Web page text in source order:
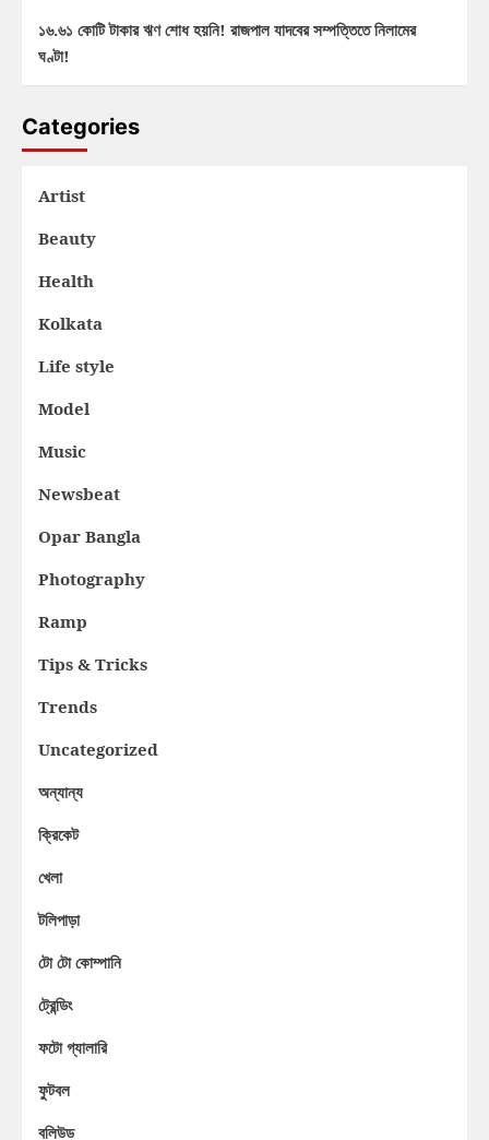
১৬.৬১ কোটি টাকার ঋণ শোধ হয়নি! রাজপাল যাদবের সম্পত্তিতে নিলামের
ঘণ্টা!
Categories
Artist
Beauty
Health
Kolkata
Life style
Model
Music
Newsbeat
Opar Bangla
Photography
Ramp
Tips & Tricks
Trends
Uncategorized
অন্যান্য
ক্রিকেট
খেলা
টলিপাড়া
টো টো কোম্পানি
ট্রেন্ডিং
ফটো গ্যালারি
ফুটবল
বলিউড